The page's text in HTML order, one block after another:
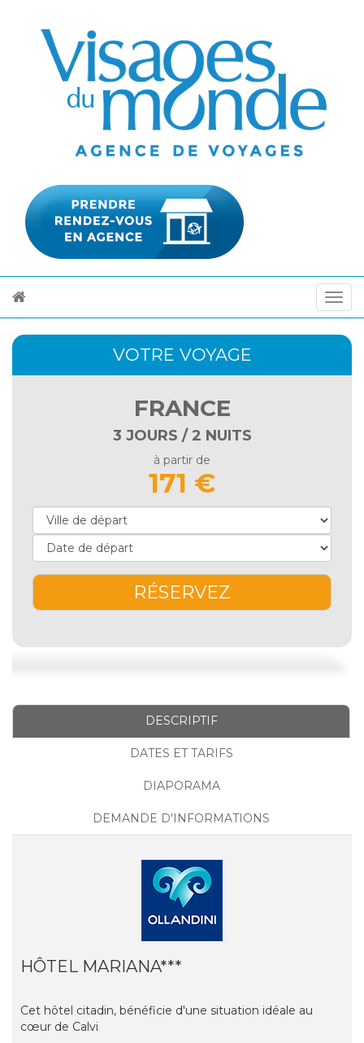
VOTRE VOYAGE
FRANCE
3 JOURS / 2 NUITS
à partir de
171 €
RÉSERVEZ
DESCRIPTIF
DATES ET TARIFS
DIAPORAMA
DEMANDE D'INFORMATIONS
HÔTEL MARIANA***
Cet hôtel citadin, bénéficie d'une situation idéale au
cœur de Calvi